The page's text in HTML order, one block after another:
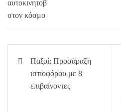
Πλοήγηση
άρθρων
Παξοί: Προσάραξη
ιστιοφόρου με 8
επιβαίνοντες